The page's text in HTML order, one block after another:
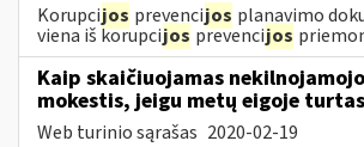
Korupcijos prevencijos planavimo
viena iš korupcijos prevencijos
Kaip skaičiuojamas
mokestis, jeigu metų eigoje
Web turinio sąrašas 2020-02-19